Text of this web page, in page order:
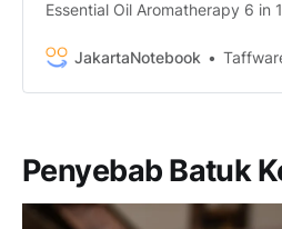
Essential Oil Aromatherapy 6 in 1
dengan mudah Taffware HUMI
Aromatherapy 6 in 1 10ml -
JakartaNotebook Taffware
Penyebab Batuk